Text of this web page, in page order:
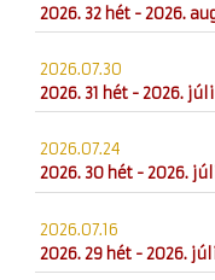
2026. 32 hét - 2026.
2026.07.30
2026. 31 hét - 2026.
2026.07.24
2026. 30 hét - 2026.
2026.07.16
2026. 29 hét - 2026.